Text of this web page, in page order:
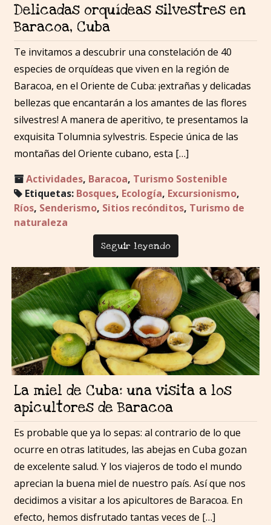
Delicadas orquídeas silvestres en
Baracoa, Cuba
Te invitamos a descubrir una constelación de 40
especies de orquídeas que viven en la región de
Baracoa, en el Oriente de Cuba: ¡extrañas y delicadas
bellezas que encantarán a los amantes de las flores
silvestres! A manera de aperitivo, te presentamos la
exquisita Tolumnia sylvestris. Especie única de las
montañas del Oriente cubano, esta […]
Actividades, Baracoa, Turismo Sostenible
Etiquetas: Bosques, Ecología, Excursionismo,
Ríos, Senderismo, Sitios recónditos, Turismo de
naturaleza
Seguir leyendo
La miel de Cuba: una visita a los
apicultores de Baracoa
Es probable que ya lo sepas: al contrario de lo que
ocurre en otras latitudes, las abejas en Cuba gozan
de excelente salud. Y los viajeros de todo el mundo
aprecian la buena miel de nuestro país. Así que nos
decidimos a visitar a los apicultores de Baracoa. En
efecto, hemos disfrutado tantas veces de […]